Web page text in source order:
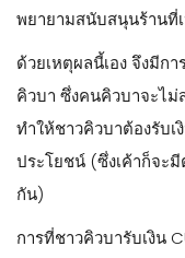
พยายามสนับสนุนร้านที่
ด้วยเหตุผลนี้เอง จึงมีก
คิวบา ซึ่งคนคิวบาจะไม่
ทำให้ชาวคิวบาต้องรับ
ประโยชน์ (ซึ่งเค้าก็จะ
กัน)
การที่ชาวคิวบารับเงิน